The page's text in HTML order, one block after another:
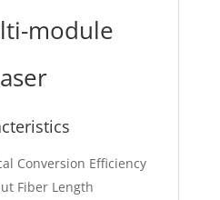
module
Conversion Efficiency
Fiber Length